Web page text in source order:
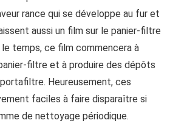
rance qui se développe au fur et
aussi un film sur le panier-filtre
temps, ce film commencera à
filtre et à produire des dépôts
Heureusement, ces
faciles à faire disparaître si
de nettoyage périodique.